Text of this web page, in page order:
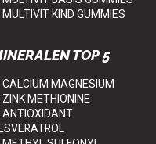
KIND GUMMIES
TOP 5
CALCIUM MAGNESIUM
METHIONINE
ANTIOXIDANT